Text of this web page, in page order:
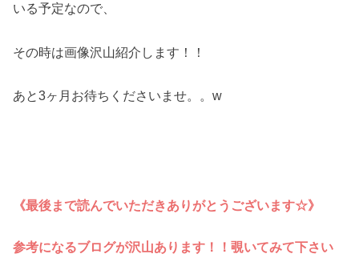
いる予定なので、
その時は画像沢山紹介します！！
あと3ヶ月お待ちくださいませ。。w
《最後まで読んでいただきありがとうございます☆》
参考になるブログが沢山あります！！覗いてみて下さい